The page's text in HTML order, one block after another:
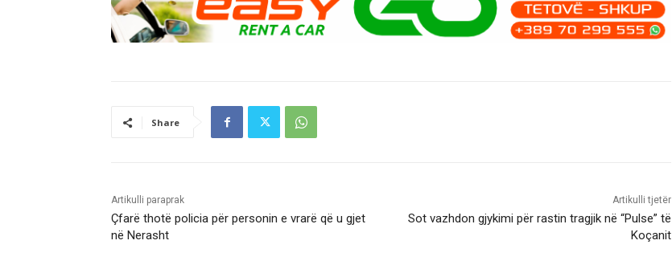
Share
Artikulli paraprak
Çfarë thotë policia për personin e vrarë që u gjet
në Nerasht
Artikulli tjetër
Sot vazhdon gjykimi për rastin tragjik në “Pulse” të
Koçanit